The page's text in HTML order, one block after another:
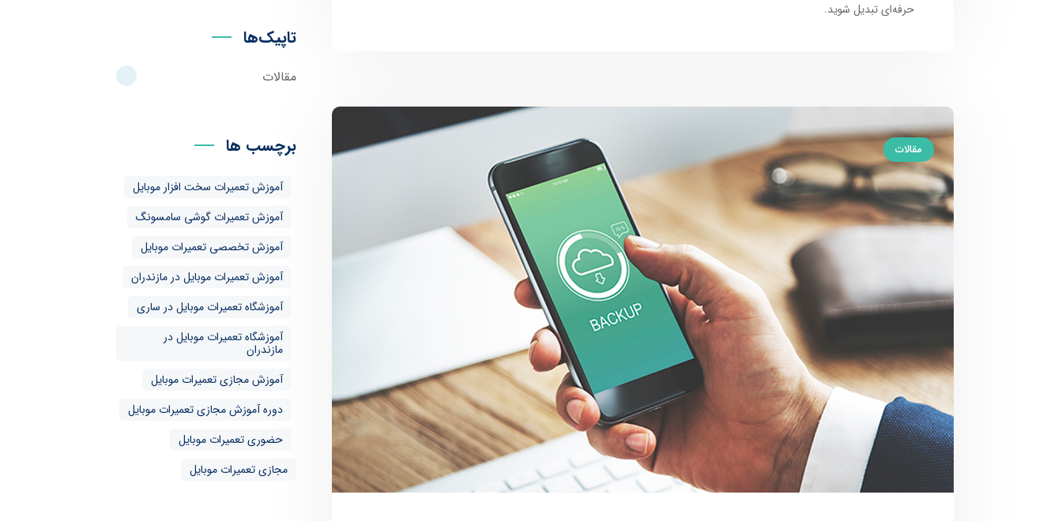
حرفه‌ای تبدیل شوید.
مقالات
تاپیک‌ها
مقالات
برچسب ها
آموزش تعمیرات سخت افزار موبایل
آموزش تعمیرات گوشی سامسونگ
آموزش تخصصی تعمیرات موبایل
آموزش تعمیرات موبایل در مازندران
آموزشگاه تعمیرات موبایل در ساری
آموزشگاه تعمیرات موبایل در
مازندران
آموزش مجازی تعمیرات موبایل
دوره آموزش مجازی تعمیرات موبایل
حضوری تعمیرات موبایل
مجازی تعمیرات موبایل